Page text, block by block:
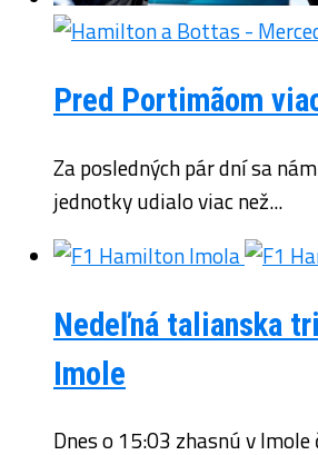
Pred Portimãom
Za posledných pár dní sa
jednotky udialo viac než...
Nedeľná talianska
Imole
Dnes o 15:03 zhasnú v